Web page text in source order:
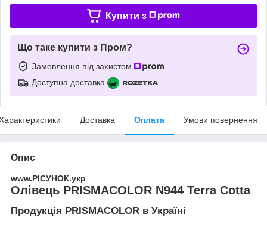
Купити з
Що таке купити з Пром?
Замовлення під захистом
Доступна доставка
Доставка Оплата Умови повернення
Опис
www.РІСУНОК.укр
Олівець PRISMACOLOR N944 Terra Cotta
Продукція PRISMACOLOR в Україні